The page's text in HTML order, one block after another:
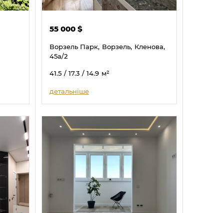
55 000 $
Ворзель Парк, Ворзель, Кленова,
45а/2
41.5 / 17.3 / 14.9 м²
детальніше